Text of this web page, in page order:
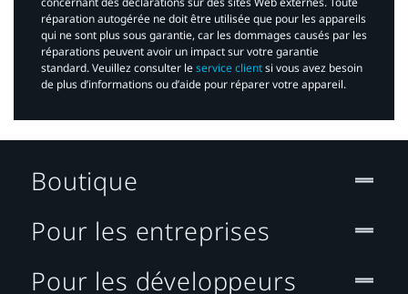
réparation autogérée ne doit être utilisée que pour les appareils
qui ne sont plus sous garantie, car les dommages causés par les
réparations peuvent avoir un impact sur votre garantie
standard. Veuillez consulter leservice clientsi vous avez besoin
de plus d’informations ou d’aide pour réparer votre appareil.​
Boutique
Pour les entreprises
Pour les développeurs